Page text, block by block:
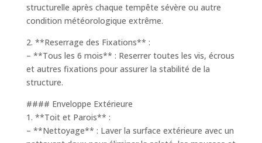
structurelle après chaque tempête sévère ou autre
condition météorologique extrême.
2. **Reserrage des Fixations** :
– **Tous les 6 mois** : Reserrer toutes les vis, écrous
et autres fixations pour assurer la stabilité de la
structure.
#### Enveloppe Extérieure
1. **Toit et Parois** :
– **Nettoyage** : Laver la surface extérieure avec un